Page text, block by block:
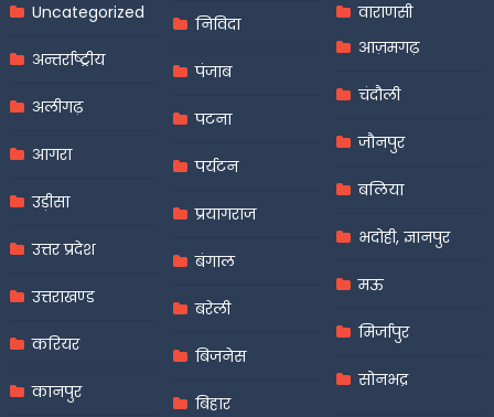
Uncategorized
अन्तर्राष्ट्रीय
अलीगढ़
आगरा
उड़ीसा
उत्तर प्रदेश
उत्तराखण्ड
करियर
कानपुर
निविदा
पंजाब
पटना
पर्यटन
प्रयागराज
बंगाल
बरेली
बिजनेस
बिहार
वाराणसी
आज़मगढ़
चंदौली
जौनपुर
बलिया
भदोही, ज्ञानपुर
मऊ
मिर्जापुर
सोनभद्र